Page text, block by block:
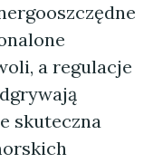
a regulacje
skuteczna